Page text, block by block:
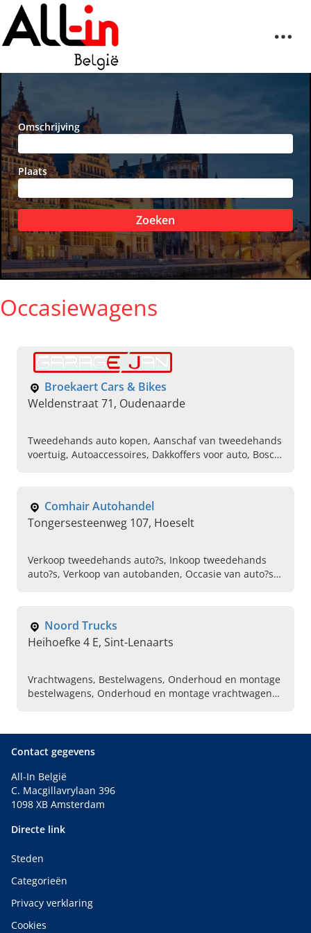
Omschrijving
Plaats
Zoeken
Occasiewagens
Broekaert Cars & Bikes
Weldenstraat 71, Oudenaarde
Tweedehands auto kopen, Aanschaf van tweedehands
voertuig, Autoaccessoires, Dakkoffers voor auto, Bosch
Carrosserie voor alle automerken
Comhair Autohandel
Tongersesteenweg 107, Hoeselt
Verkoop tweedehands auto?s, Inkoop tweedehands
auto?s, Verkoop van autobanden, Occasie van auto?s,
Noord Trucks
Heihoefke 4 E, Sint-Lenaarts
Vrachtwagens, Bestelwagens, Onderhoud en montage
bestelwagens, Onderhoud en montage vrachtwagens,
Contact gegevens
All-In België
C. Macgillavrylaan 396
1098 XB Amsterdam
Directe link
Steden
Categorieën
Privacy verklaring
Cookies